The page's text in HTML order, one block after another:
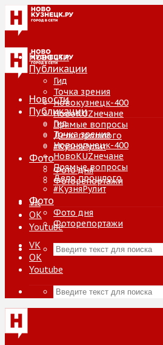
Новости
Публикации
Гид
Точка зрения
Новокузнецк-400
НовоKUZнечане
Прямые вопросы
Дело прошлого
#КузняРулит
Фото
Фото дня
Фоторепортажи
VK
ОК
Youtube
Новости
Публикации
Гид
Точка зрения
Новокузнецк-400
НовоKUZнечане
Прямые вопросы
Дело прошлого
#КузняРулит
Фото
Фото дня
Фоторепортажи
VK
ОК
Youtube